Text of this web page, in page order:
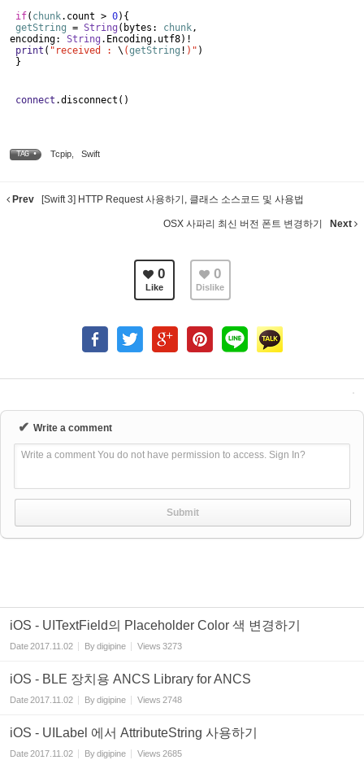
if( chunk.count > 0){
getString = String (bytes: chunk,
encoding: String .Encoding.utf8)!
print ( "received : \ (getString ! )" )
}
connect .disconnect()
TAG • Tcpip Swift
Prev [Swift 3] HTTP Request 사용하기, 클래스 소스코드 및 사용법
OSX 사파리 최신 버전 폰트 변경하기 Next
0
Like
0
Dislike
✔ Write a comment
Write a comment You do not have permission to access. Sign In?
iOS - UITextField의 Placeholder Color 색 변경하기
Date2017.11.02 Bydigipine Views 3273
iOS - BLE 장치용 ANCS Library for ANCS
Date2017.11.02 Bydigipine Views 2748
iOS - UILabel 에서 AttributeString 사용하기
Date2017.11.02 Bydigipine Views 2685